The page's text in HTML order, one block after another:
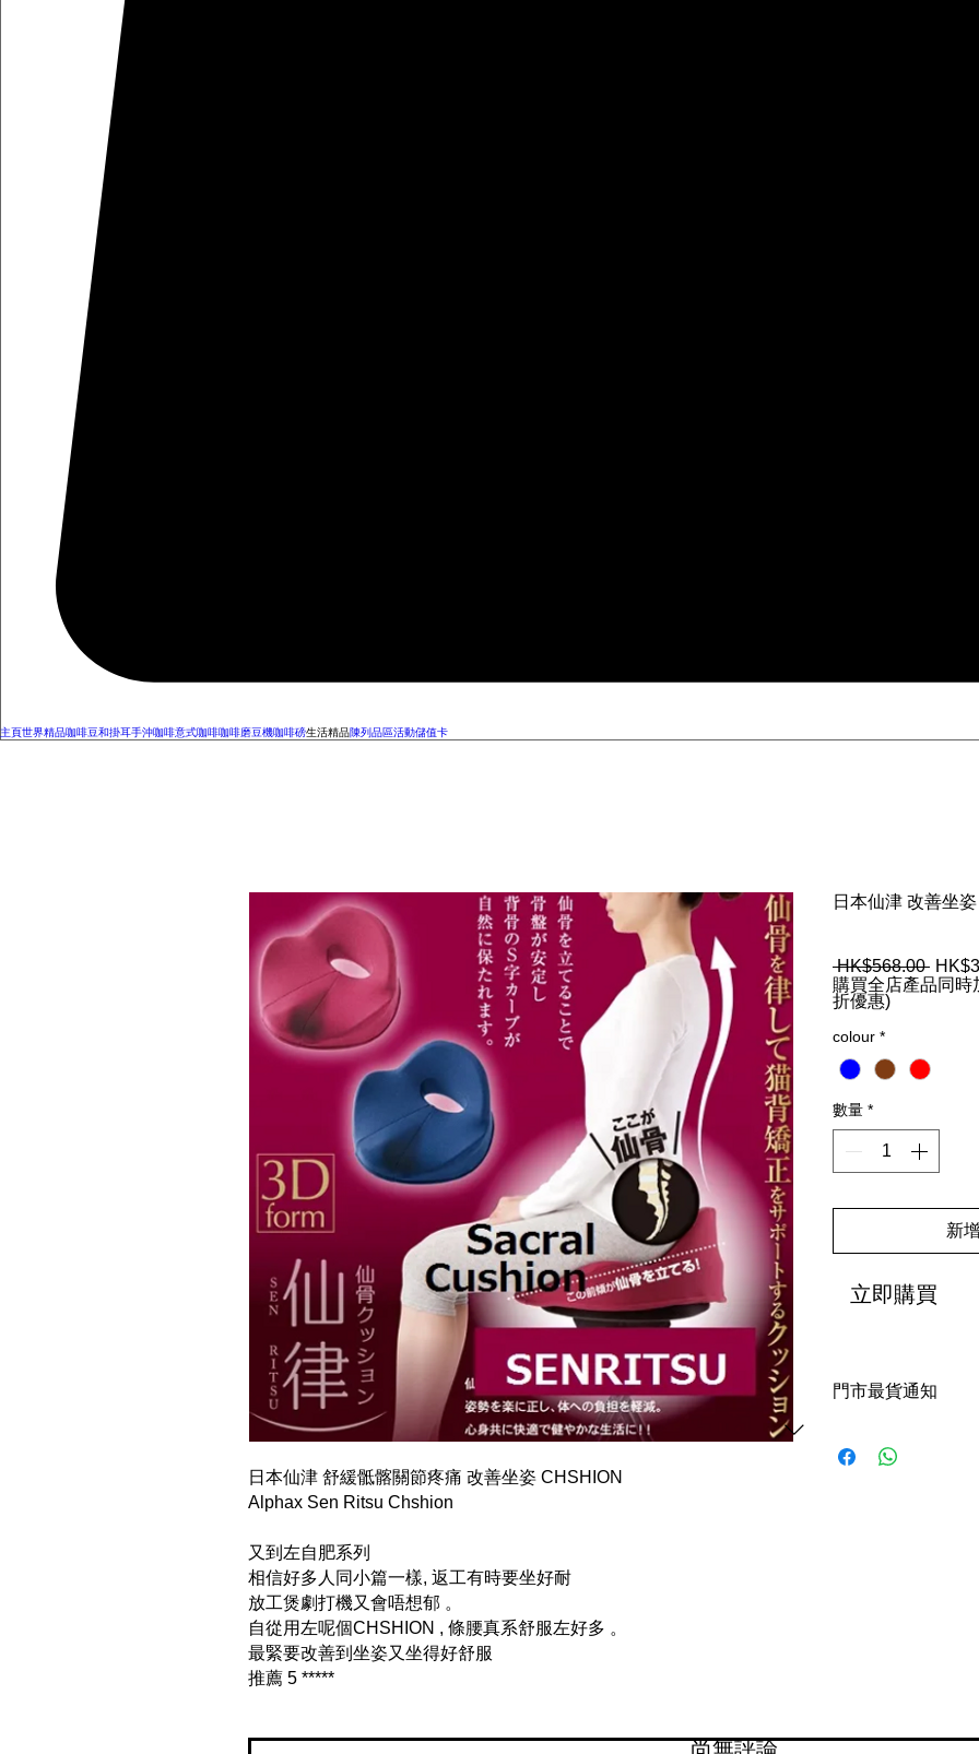
主頁世界精品咖啡豆和掛耳手沖咖啡意式咖啡咖啡磨豆機咖啡磅生活精品陳列品區活動儲值卡
日本仙津 舒緩骶髂關節疼痛 改善坐姿 CHSHION
Alphax Sen Ritsu Chshion
又到左自肥系列
相信好多人同小篇一樣, 返工有時要坐好耐
放工煲劇打機又會唔想郁 。
自從用左呢個CHSHION , 條腰真系舒服左好多 。
最緊要改善到坐姿又坐得好舒服
推薦 5 *****
日本仙津 改善坐
HK$568.00 一
般
購買全店產品同
折優惠)
colour *
數量 *
新
立即購買
門市最貨通知
尚無評論